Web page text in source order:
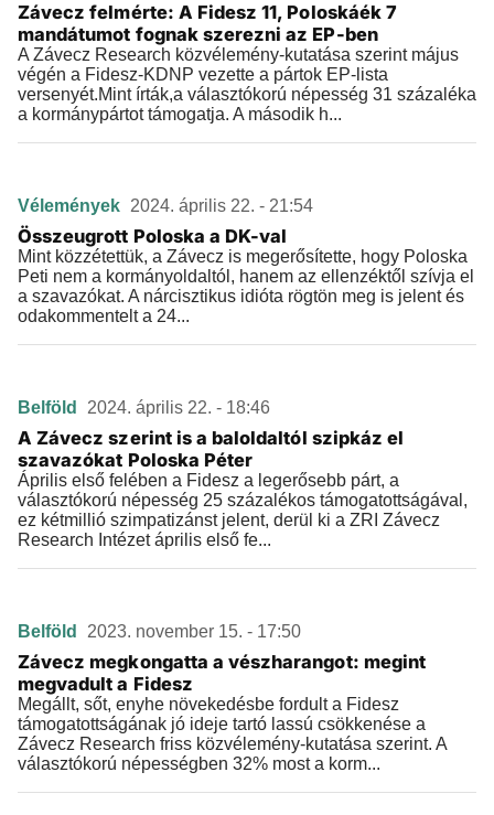
Závecz felmérte: A Fidesz 11, Poloskáék 7
mandátumot fognak szerezni az EP-ben
A Závecz Research közvélemény-kutatása szerint május
végén a Fidesz-KDNP vezette a pártok EP-lista
versenyét.Mint írták,a választókorú népesség 31 százaléka
a kormánypártot támogatja. A második h...
Vélemények 2024. április 22. - 21:54
Összeugrott Poloska a DK-val
Mint közzétettük, a Závecz is megerősítette, hogy Poloska
Peti nem a kormányoldaltól, hanem az ellenzéktől szívja el
a szavazókat. A nárcisztikus idióta rögtön meg is jelent és
odakommentelt a 24...
Belföld 2024. április 22. - 18:46
A Závecz szerint is a baloldaltól szipkáz el
szavazókat Poloska Péter
Április első felében a Fidesz a legerősebb párt, a
választókorú népesség 25 százalékos támogatottságával,
ez kétmillió szimpatizánst jelent, derül ki a ZRI Závecz
Research Intézet április első fe...
Belföld 2023. november 15. - 17:50
Závecz megkongatta a vészharangot: megint
megvadult a Fidesz
Megállt, sőt, enyhe növekedésbe fordult a Fidesz
támogatottságának jó ideje tartó lassú csökkenése a
Závecz Research friss közvélemény-kutatása szerint. A
választókorú népességben 32% most a korm...